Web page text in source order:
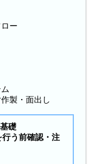
ー
製・面出し
礎
前確認・注